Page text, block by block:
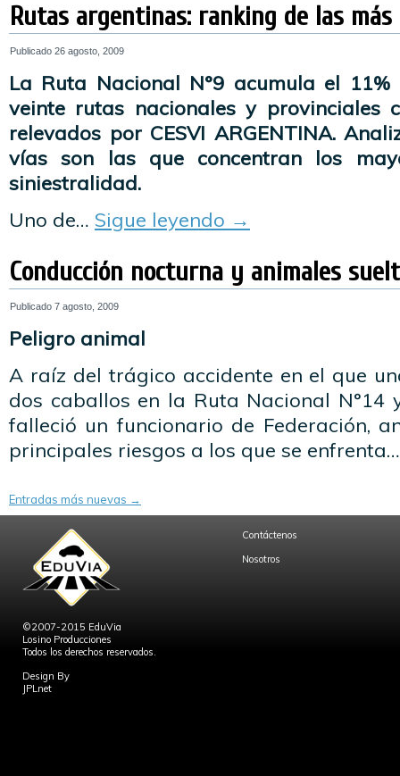
Rutas argentinas: ranking de las
Publicado 26 agosto, 2009
La Ruta Nacional N°9 acumula el
veinte rutas nacionales y provinciales
relevados por CESVI ARGENTINA.
vías son las que concentran los
siniestralidad.
Uno de… Sigue leyendo →
Conducción nocturna y animales
Publicado 7 agosto, 2009
Peligro animal
A raíz del trágico accidente en el que
dos caballos en la Ruta Nacional N°14
falleció un funcionario de Federación,
principales riesgos a los que se
Entradas más nuevas →
©2007-2015 EduVia
Losino Producciones
Todos los derechos reservados.
Design By
JPLnet
Contáctenos
Nosotros